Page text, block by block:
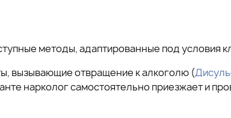
методы, адаптированные под условия
вызывающие отвращение к алкоголю (
нарколог самостоятельно приезжает и